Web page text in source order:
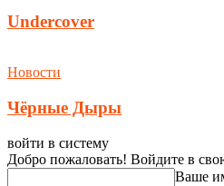
Undercover
Новости
Чёрные Дыры
войти в систему
Добро пожаловать! Войдите в
Ваше